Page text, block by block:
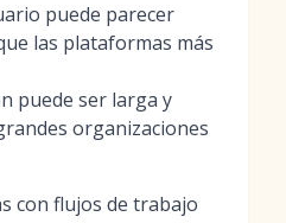
puede parecer
las plataformas más
puede ser larga y
organizaciones
con flujos de trabajo